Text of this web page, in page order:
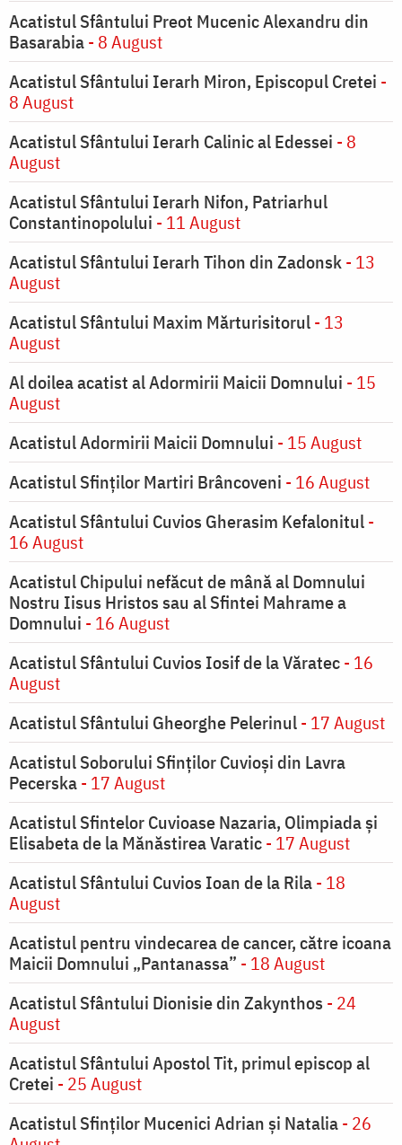
Acatistul Sfântului Preot Mucenic Alexandru din
Basarabia- 8 August
Acatistul Sfântului Ierarh Miron, Episcopul Cretei -
8 August
Acatistul Sfântului Ierarh Calinic al Edessei - 8
August
Acatistul Sfântului Ierarh Nifon, Patriarhul
Constantinopolului - 11 August
Acatistul Sfântului Ierarh Tihon din Zadonsk- 13
August
Acatistul Sfântului Maxim Mărturisitorul- 13
August
Al doilea acatist al Adormirii Maicii Domnului - 15
August
Acatistul Adormirii Maicii Domnului - 15 August
Acatistul Sfinților Martiri Brâncoveni - 16 August
Acatistul Sfântului Cuvios Gherasim Kefalonitul-
16 August
Acatistul Chipului nefăcut de mână al Domnului
Nostru Iisus Hristos sau al Sfintei Mahrame a
Domnului - 16 August
Acatistul Sfântului Cuvios Iosif de la Văratec- 16
August
Acatistul Sfântului Gheorghe Pelerinul- 17 August
Acatistul Soborului Sfinților Cuvioși din Lavra
Pecerska- 17 August
Acatistul Sfintelor Cuvioase Nazaria, Olimpiada și
Elisabeta de la Mănăstirea Varatic- 17 August
Acatistul Sfântului Cuvios Ioan de la Rila- 18
August
Acatistul pentru vindecarea de cancer, către icoana
Maicii Domnului „Pantanassa” - 18 August
Acatistul Sfântului Dionisie din Zakynthos - 24
August
Acatistul Sfântului Apostol Tit, primul episcop al
Cretei - 25 August
Acatistul Sfinților Mucenici Adrian și Natalia- 26